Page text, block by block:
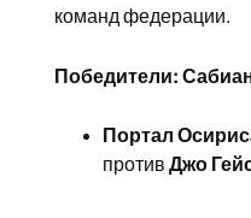
команд федерации.
Победители:
Портал
против Джо